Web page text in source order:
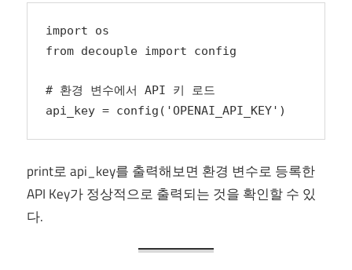
import os
from decouple import config
# 환경 변수에서 API 키 로드
api_key = config('OPENAI_API_KEY')
print로 api_key를 출력해보면 환경 변수로 등록한
API Key가 정상적으로 출력되는 것을 확인할 수 있
다.